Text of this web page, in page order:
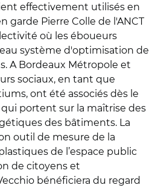
effectivement utilisés en
garde Pierre Colle de l'ANCT
où les éboueurs
système d'optimisation de
A Bordeaux Métropole et
sociaux, en tant que
ont été associés dès le
portent sur la maîtrise des
des bâtiments. La
outil de mesure de la
de l’espace public
de citoyens et
bénéficiera du regard